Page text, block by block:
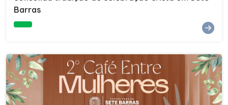
e do Instituto de Desenvolvimento Profissional
fundador da empresa Seu Consultor.Inscrições: FAÇA
AQUI
Barras